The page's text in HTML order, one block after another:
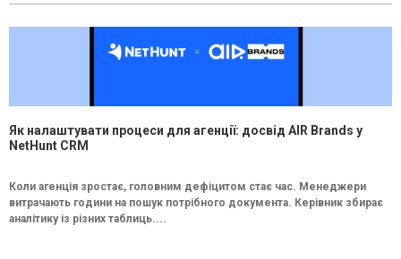
Як налаштувати процеси для агенції: досвід AIR Brands у
NetHunt CRM
Коли агенція зростає, головним дефіцитом стає час. Менеджери
витрачають години на пошук потрібного документа. Керівник збирає
аналітику із різних таблиць....